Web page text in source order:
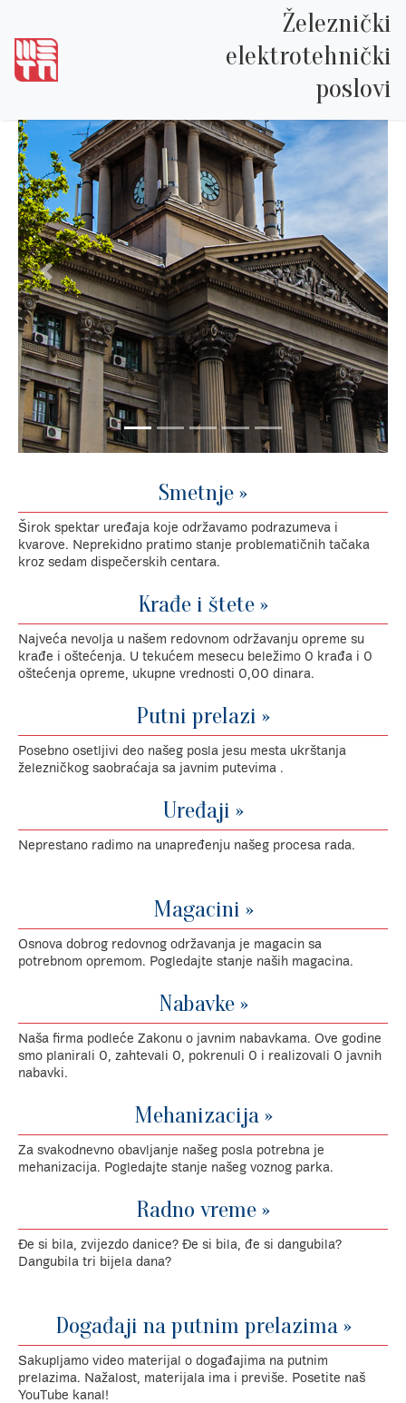
Železnički
elektrotehnički
poslovi
Prethodna
Smetnje »
Širok spektar uređaja koje održavamo podrazumeva i
kvarove. Neprekidno pratimo stanje problematičnih tačaka
kroz sedam dispečerskih centara.
Krađe i štete »
Najveća nevolja u našem redovnom održavanju opreme su
krađe i oštećenja. U tekućem mesecu beležimo 0 krađa i 0
oštećenja opreme, ukupne vrednosti 0,00 dinara.
Putni prelazi »
Posebno osetljivi deo našeg posla jesu mesta ukrštanja
železničkog saobraćaja sa javnim putevima .
Uređaji »
Neprestano radimo na unapređenju našeg procesa rada.
Magacini »
Osnova dobrog redovnog održavanja je magacin sa
potrebnom opremom. Pogledajte stanje naših magacina.
Nabavke »
Naša firma podleće Zakonu o javnim nabavkama. Ove godine
smo planirali 0, zahtevali 0, pokrenuli 0 i realizovali 0 javnih
nabavki.
Mehanizacija »
Za svakodnevno obavljanje našeg posla potrebna je
mehanizacija. Pogledajte stanje našeg voznog parka.
Radno vreme »
Đe si bila, zvijezdo danice? Đe si bila, đe si dangubila?
Dangubila tri bijela dana?
Događaji na putnim prelazima »
Sakupljamo video materijal o događajima na putnim
prelazima. Nažalost, materijala ima i previše. Posetite naš
YouTube kanal!